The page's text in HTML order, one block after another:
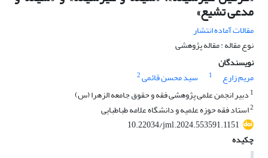
مدعی تشیع»
مقالات آماده انتشار
نوع مقاله : مقاله پژوهشی
نویسندگان
مریم زارع
1 سید محسن قائمی2
1 دبیر انجمن علمی پژوهشی فقه و حقوق جامعه الزهرا (س)
2استاد فقه حوزه علمیه و دانشگاه علامه طباطبایی
10.22034/jml.2024.553591.1151
چکیده